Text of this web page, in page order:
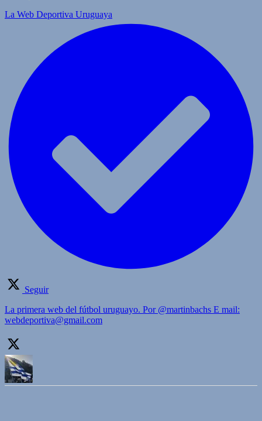
La Web Deportiva Uruguaya
Seguir
La primera web del fútbol uruguayo. Por @martinbachs E mail:
webdeportiva@gmail.com